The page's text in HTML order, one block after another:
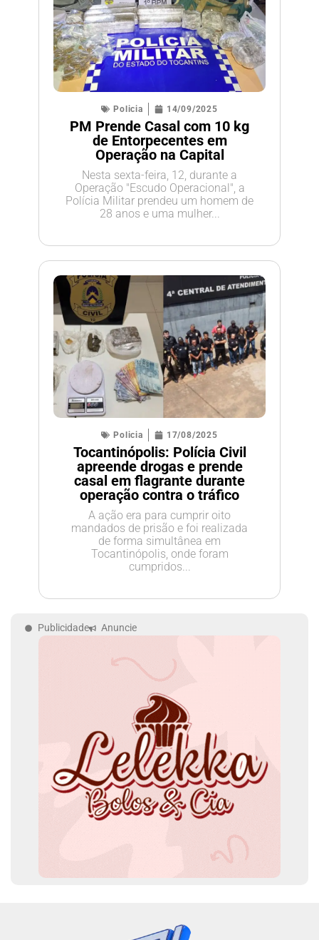
Policia 14/09/2025
PM Prende Casal com 10 kg
de Entorpecentes em
Operação na Capital
Nesta sexta-feira, 12, durante a
Operação "Escudo Operacional", a
Polícia Militar prendeu um homem de
28 anos e uma mulher...
Policia 17/08/2025
Tocantinópolis: Polícia Civil
apreende drogas e prende
casal em flagrante durante
operação contra o tráfico
A ação era para cumprir oito
mandados de prisão e foi realizada
de forma simultânea em
Tocantinópolis, onde foram
cumpridos...
Publicidade Anuncie